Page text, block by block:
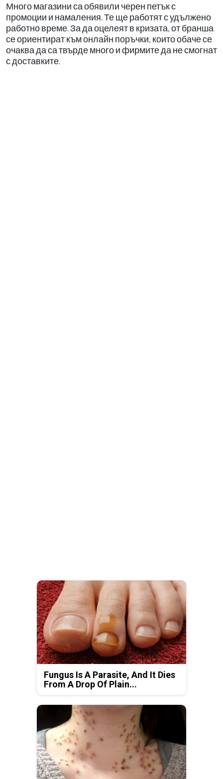
Много магазини са обявили черен петък с
промоции и намаления. Те ще работят с удължено
работно време. За да оцелеят в кризата, от бранша
се ориентират към онлайн поръчки, които обаче се
очаква да са твърде много и фирмите да не смогнат
с доставките.
Fungus Is A Parasite, And It Dies
From A Drop Of Plain...